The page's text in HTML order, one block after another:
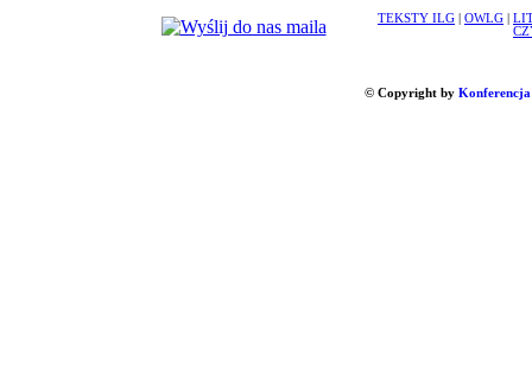
TEKSTY ILG OWLG
© Copyright by Konferencja